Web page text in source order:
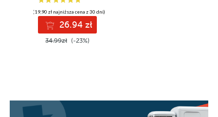
(19,90 zł najniższa cena z 30 dni)
26.94 zł
34.99zł (-23%)